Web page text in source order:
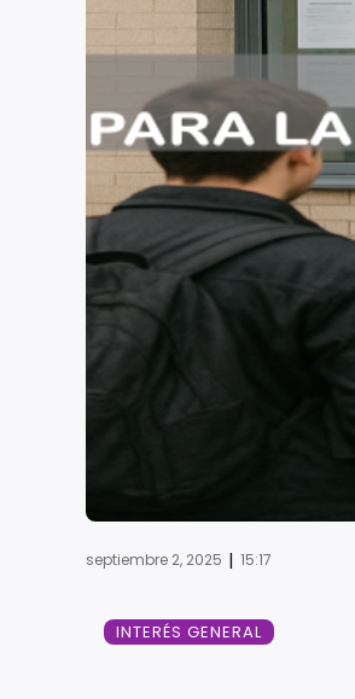
septiembre 2, 2025 | 15:17
INTERÉS GENERAL